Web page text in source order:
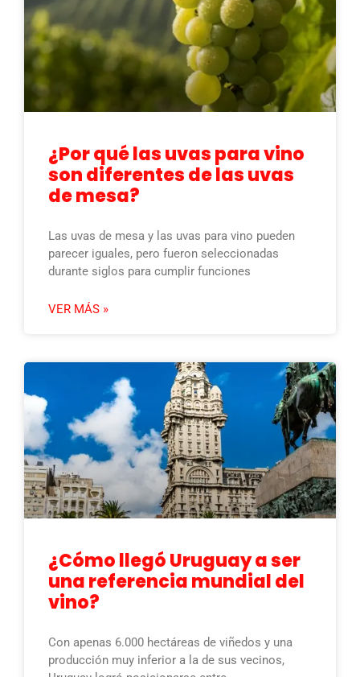
¿Por qué las uvas para vino
son diferentes de las uvas
de mesa?
Las uvas de mesa y las uvas para vino pueden
parecer iguales, pero fueron seleccionadas
durante siglos para cumplir funciones
VER MÁS »
¿Cómo llegó Uruguay a ser
una referencia mundial del
vino?
Con apenas 6.000 hectáreas de viñedos y una
producción muy inferior a la de sus vecinos,